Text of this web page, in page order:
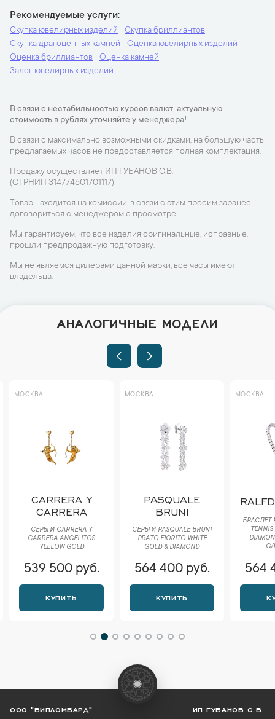
Рекомендуемые услуги
Скупка ювелирных изделий
Скупка бриллиантов
Скупка драгоценных камней
Оценка ювелирных изделий
Оценка бриллиантов
Оценка камней
Залог ювелирных изделий
В связи с нестабильностью курсов валют, актуальную
стоимость в рублях уточняйте у менеджера!
В связи с максимально возможными скидками, на большую часть
предлагаемых часов не предоставляется полная комплектация.
Продажу осуществляет ИП ГУБАНОВ С.В.
(ОГРНИП 314774601701117)
Товар находится на комиссии, в связи с этим просим заранее
договориться с менеджером о просмотре.
Мы гарантируем, что все изделия оригинальные, исправные,
прошли предпродажную подготовку.
Мы не являемся дилерами данной марки, все часы имеют
владельца.
АНАЛОГИЧНЫЕ МОДЕЛИ
МОСКВА
CARRERA Y
CARRERA
СЕРЬГИ CARRERA Y
CARRERA ANGELITOS
YELLOW GOLD
539 500 руб.
КУПИТЬ
МОСКВА
PASQUALE
BRUNI
СЕРЬГИ PASQUALE BRUNI
РRАTО FIORITO WHITE
GOLD & DIAMOND
564 400 руб.
КУПИТЬ
МОСКВА
БРАСЛЕТ
G/
564
ООО "ВИПЛОМБАРД" ИП ГУБАНОВ С.В.